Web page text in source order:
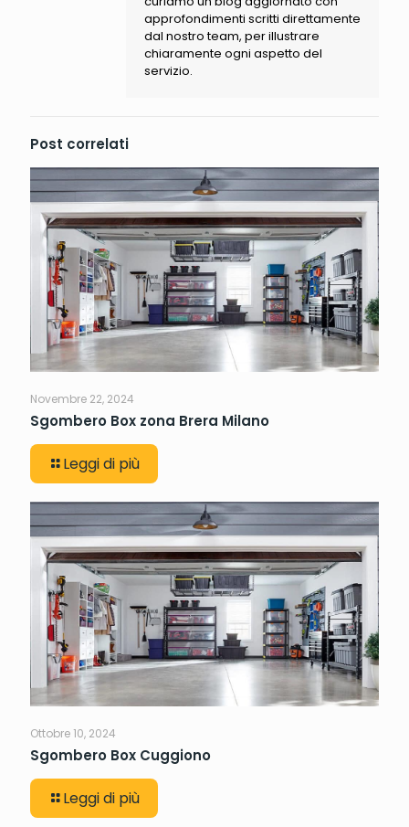
approfondimenti scritti direttamente
dal nostro team, per illustrare
chiaramente ogni aspetto del
servizio.
Post correlati
Novembre 22, 2024
Sgombero Box zona Brera Milano
Leggi di più
Ottobre 10, 2024
Sgombero Box Cuggiono
Leggi di più